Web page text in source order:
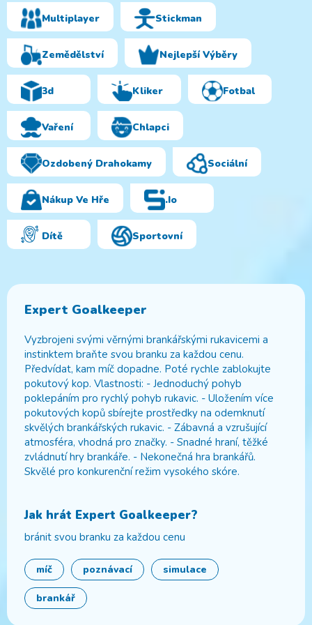
Multiplayer Stickman
Zemědělství Nejlepší Výběry
3d Kliker Fotbal
Vaření Chlapci
Ozdobený Drahokamy Sociální
Nákup Ve Hře .io
Dítě Sportovní
Expert Goalkeeper
Vyzbrojeni svými věrnými brankářskými rukavicemi a
instinktem braňte svou branku za každou cenu.
Předvídat, kam míč dopadne. Poté rychle zablokujte
pokutový kop. Vlastnosti: - Jednoduchý pohyb
poklepáním pro rychlý pohyb rukavic. - Uložením více
pokutových kopů sbírejte prostředky na odemknutí
skvělých brankářských rukavic. - Zábavná a vzrušující
atmosféra, vhodná pro značky. - Snadné hraní, těžké
zvládnutí hry brankáře. - Nekonečná hra brankářů.
Skvělé pro konkurenční režim vysokého skóre.
Jak hrát Expert Goalkeeper?
bránit svou branku za každou cenu
míč poznávací simulace
brankář